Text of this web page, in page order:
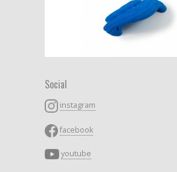
Social
instagram
facebook
youtube